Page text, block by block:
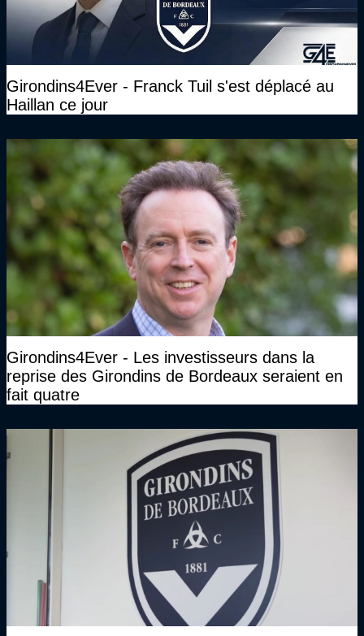
Girondins4Ever - Franck Tuil s'est déplacé au
Haillan ce jour
Girondins4Ever - Les investisseurs dans la
reprise des Girondins de Bordeaux seraient en
fait quatre